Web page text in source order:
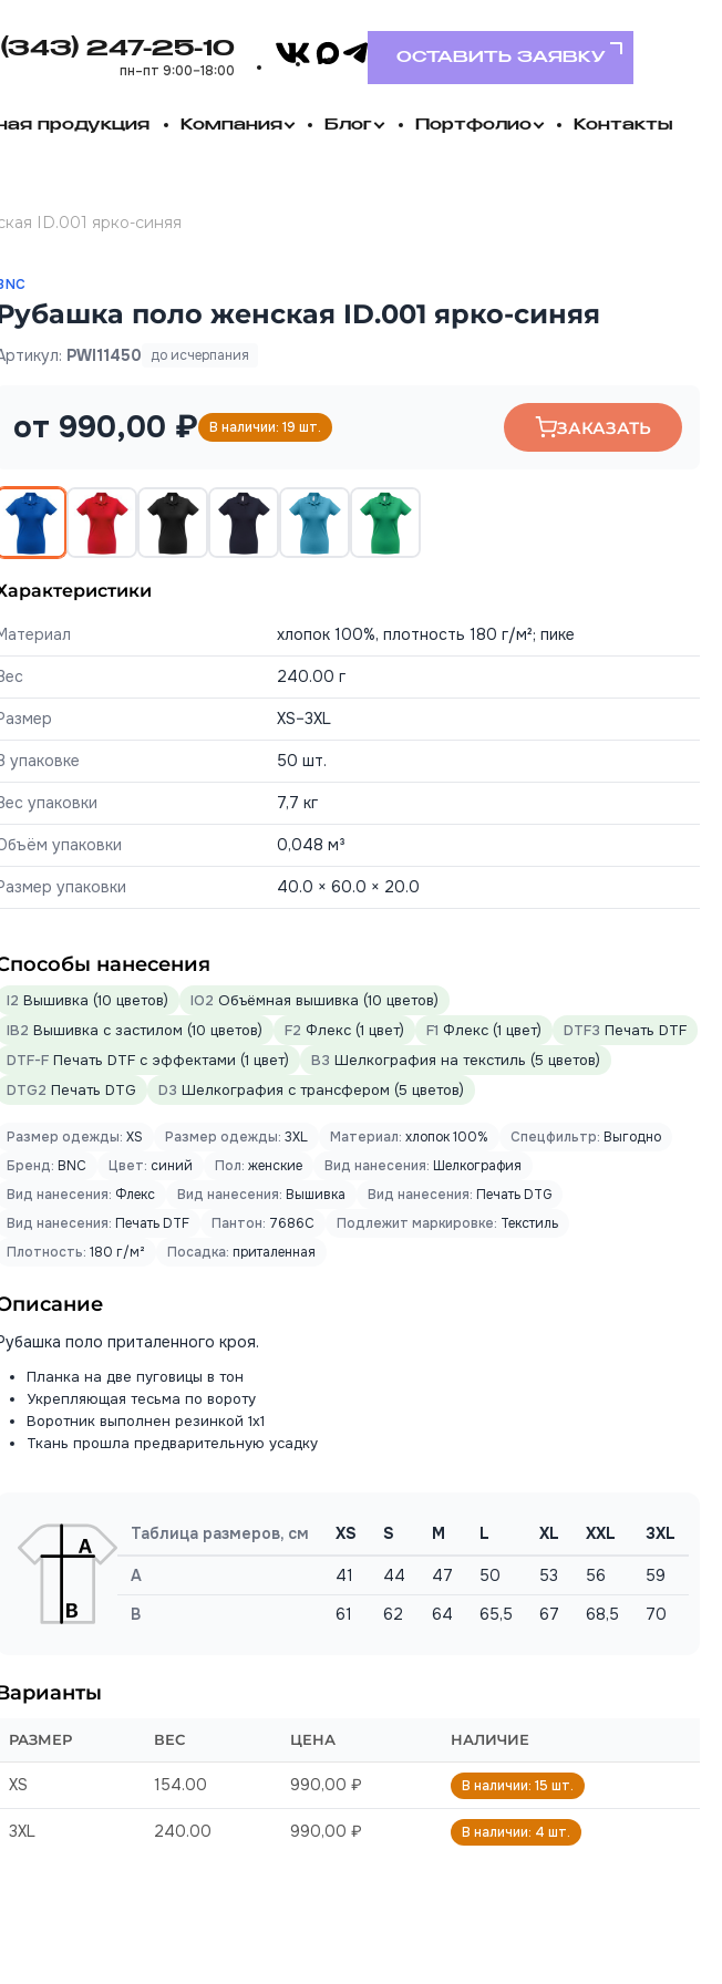
247-25-10
пн–пт 9:00–18:00
VK MAXTelegramОСТАВИТЬ ЗАЯВКУ
продукция Компания Блог Портфолио Контакты
ID.001 ярко-синяя
поло женская ID.001 ярко-синяя
PWI11450 до исчерпания
от 990,00 ₽ В наличии: 19 шт. ЗАКАЗАТЬ
хлопок 100%, плотность 180 г/м²; пике
240.00 г
XS–3XL
упаковке 50 шт.
упаковки 7,7 кг
упаковки 0,048 м³
упаковки 40.0 × 60.0 × 20.0
нанесения
I2 Вышивка (10 цветов) IO2 Объёмная вышивка (10 цветов)
IB2 Вышивка с застилом (10 цветов) F2 Флекс (1 цвет) F1 Флекс (1 цвет) DTF3 Печать DTF
DTF-F Печать DTF с эффектами (1 цвет) B3 Шелкография на текстиль (5 цветов)
DTG2 Печать DTG D3 Шелкография с трансфером (5 цветов)
Размер одежды: XS Размер одежды: 3XL Материал: хлопок 100% Спецфильтр: Выгодно
Бренд: BNC Цвет: синий Пол: женские Вид нанесения: Шелкография
Вид нанесения: Флекс Вид нанесения: Вышивка Вид нанесения: Печать DTG
Вид нанесения: Печать DTF Пантон: 7686C Подлежит маркировке: Текстиль
Плотность: 180 г/м² Посадка: приталенная
поло приталенного кроя.
Планка на две пуговицы в тон
Укрепляющая тесьма по вороту
Воротник выполнен резинкой 1х1
Ткань прошла предварительную усадку
Таблица размеров, см XS S M L XL XXL 3XL
A 41 44 47 50 53 56
59
B
61 62 64 65,5 67 68,5 70
РАЗМЕР ВЕС ЦЕНА НАЛИЧИЕ
XS 154.00 990,00 ₽ В наличии: 15 шт.
3XL 240.00 990,00 ₽ В наличии: 4 шт.